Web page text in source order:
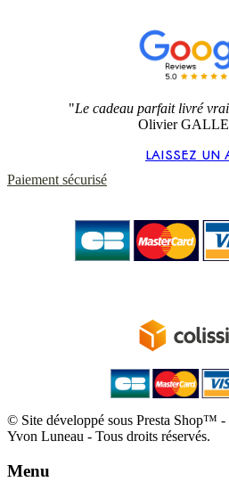
"Le cadeau parfait livré
Olivier
LAISSEZ UN
Paiement sécurisé
© Site développé sous Presta Shop™ -
Yvon Luneau - Tous droits réservés.
Menu